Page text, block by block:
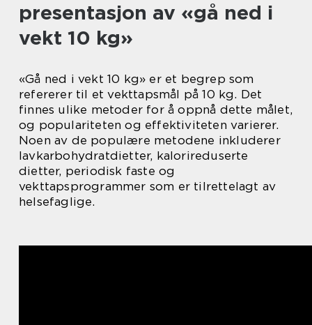
presentasjon av «gå ned i
vekt 10 kg»
«Gå ned i vekt 10 kg» er et begrep som
refererer til et vekttapsmål på 10 kg. Det
finnes ulike metoder for å oppnå dette målet,
og populariteten og effektiviteten varierer.
Noen av de populære metodene inkluderer
lavkarbohydratdietter, kalorireduserte
dietter, periodisk faste og
vekttapsprogrammer som er tilrettelagt av
helsefaglige.